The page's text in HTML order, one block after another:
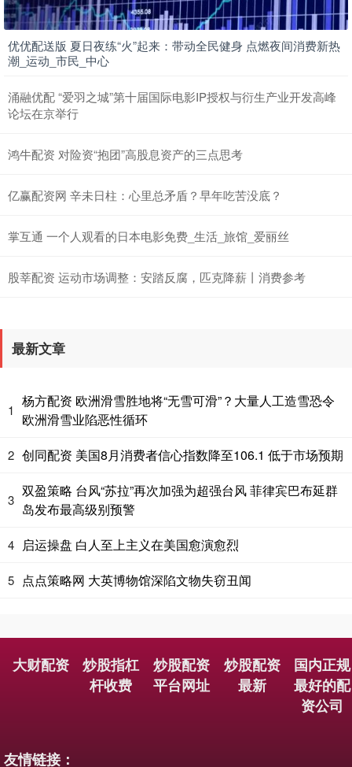
优优配送版 夏日夜练“火”起来：带动全民健身 点燃夜间消费新热
潮_运动_市民_中心
涌融优配 “爱羽之城”第十届国际电影IP授权与衍生产业开发高峰
论坛在京举行
鸿牛配资 对险资“抱团”高股息资产的三点思考
亿赢配资网 辛未日柱：心里总矛盾？早年吃苦没底？
掌互通 一个人观看的日本电影免费_生活_旅馆_爱丽丝
股莘配资 运动市场调整：安踏反腐，匹克降薪丨消费参考
最新文章
1
杨方配资 欧洲滑雪胜地将“无雪可滑”？大量人工造雪恐令
欧洲滑雪业陷恶性循环
2 创同配资 美国8月消费者信心指数降至106.1 低于市场预期
3
双盈策略 台风“苏拉”再次加强为超强台风 菲律宾巴布延群
岛发布最高级别预警
4 启运操盘 白人至上主义在美国愈演愈烈
5 点点策略网 大英博物馆深陷文物失窃丑闻
大财配资
炒股指杠
杆收费
炒股配资
平台网址
炒股配资
最新
国内正规
最好的配
资公司
友情链接：